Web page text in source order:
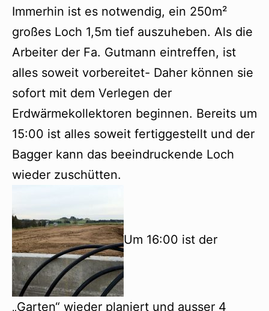
Immerhin ist es notwendig, ein 250m²
großes Loch 1,5m tief auszuheben. Als die
Arbeiter der Fa. Gutmann eintreffen, ist
alles soweit vorbereitet- Daher können sie
sofort mit dem Verlegen der
Erdwärmekollektoren beginnen. Bereits um
15:00 ist alles soweit fertiggestellt und der
Bagger kann das beeindruckende Loch
wieder zuschütten.
Um 16:00 ist der
„Garten“ wieder planiert und ausser 4